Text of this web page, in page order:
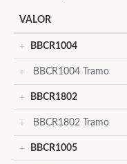
VALOR
BBCR1004
BBCR1004 Tramo
BBCR1802
BBCR1802 Tramo
BBCR1005